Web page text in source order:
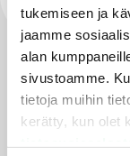
tukemiseen ja
jaamme
alan
sivustoamme.
tietoja muihin
kerätty, kun olet